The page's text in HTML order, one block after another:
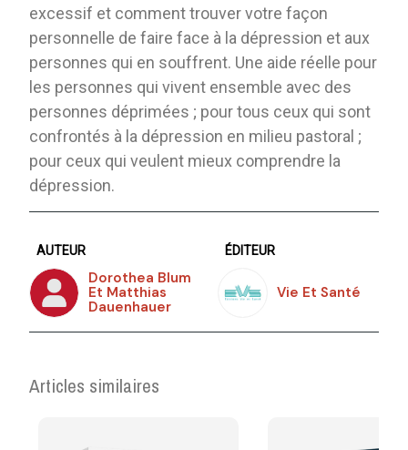
excessif et comment trouver votre façon
personnelle de faire face à la dépression et aux
personnes qui en souffrent. Une aide réelle pour
les personnes qui vivent ensemble avec des
personnes déprimées ; pour tous ceux qui sont
confrontés à la dépression en milieu pastoral ;
pour ceux qui veulent mieux comprendre la
dépression.
AUTEUR
Dorothea Blum
Et Matthias
Dauenhauer
ÉDITEUR
Vie Et Santé
Articles similaires